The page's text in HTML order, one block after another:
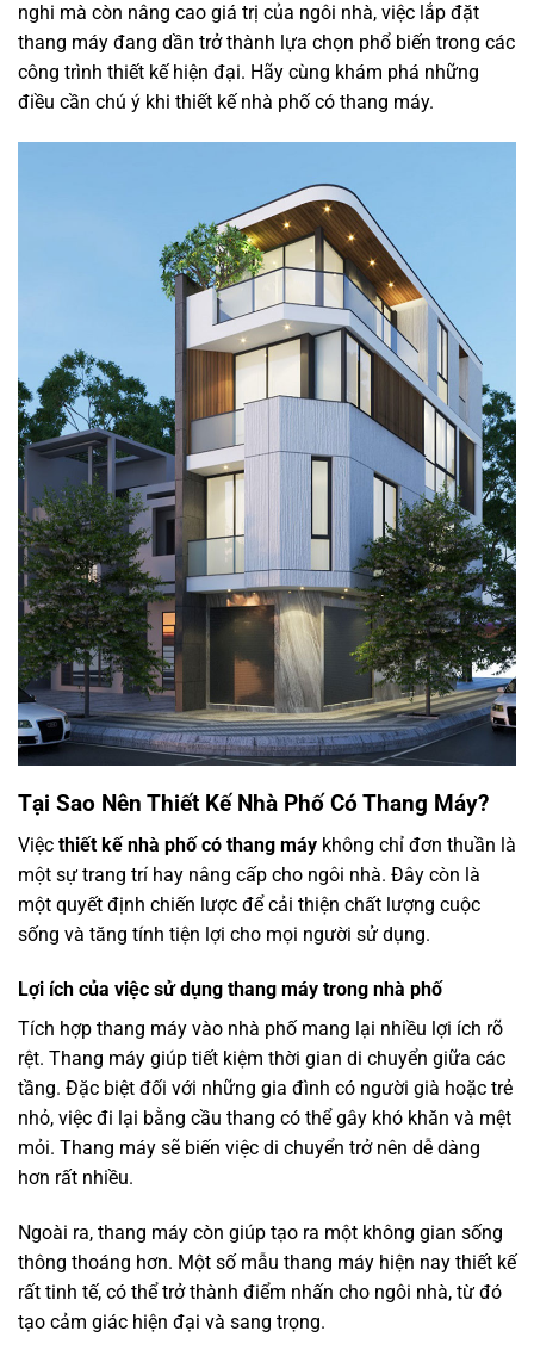
nghi mà còn nâng cao giá trị của ngôi nhà, việc lắp đặt
thang máy đang dần trở thành lựa chọn phổ biến trong các
công trình thiết kế hiện đại. Hãy cùng khám phá những
điều cần chú ý khi thiết kế nhà phố có thang máy.
Tại Sao Nên Thiết Kế Nhà Phố Có Thang Máy?
Việc thiết kế nhà phố có thang máy không chỉ đơn thuần là
một sự trang trí hay nâng cấp cho ngôi nhà. Đây còn là
một quyết định chiến lược để cải thiện chất lượng cuộc
sống và tăng tính tiện lợi cho mọi người sử dụng.
Lợi ích của việc sử dụng thang máy trong nhà phố
Tích hợp thang máy vào nhà phố mang lại nhiều lợi ích rõ
rệt. Thang máy giúp tiết kiệm thời gian di chuyển giữa các
tầng. Đặc biệt đối với những gia đình có người già hoặc trẻ
nhỏ, việc đi lại bằng cầu thang có thể gây khó khăn và mệt
mỏi. Thang máy sẽ biến việc di chuyển trở nên dễ dàng
hơn rất nhiều.
Ngoài ra, thang máy còn giúp tạo ra một không gian sống
thông thoáng hơn. Một số mẫu thang máy hiện nay thiết kế
rất tinh tế, có thể trở thành điểm nhấn cho ngôi nhà, từ đó
tạo cảm giác hiện đại và sang trọng.